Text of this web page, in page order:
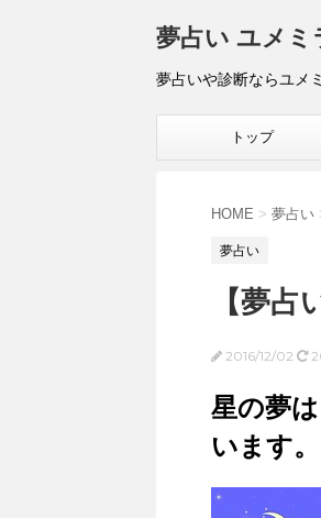
夢占い ユメミ
夢占いや診断ならユメ
トップ
HOME > 夢占い
夢占い
【夢
2016/12/02
星の夢
います。